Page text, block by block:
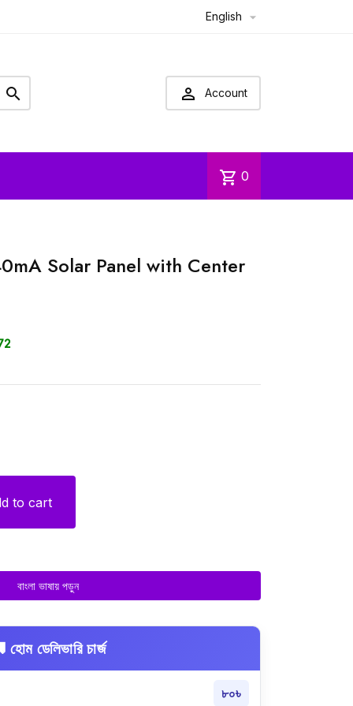
English 
  Account
shopping_cart 0
Solar Panel with Center
to cart
বাংলা ভাষায় পড়ুন
হোম ডেলিভারি চার্জ
৮০৳